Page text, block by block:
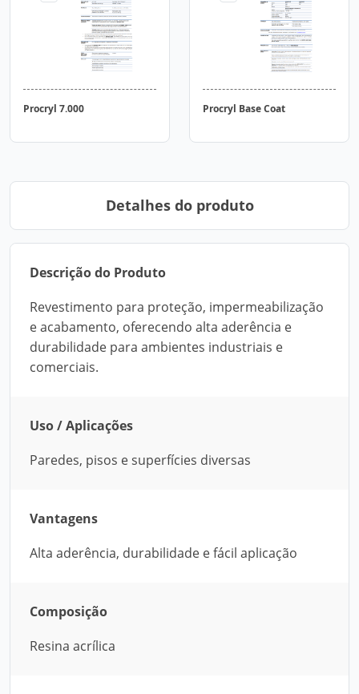
Procryl 7.000 Procryl Base Coat
Detalhes do produto
Descrição do Produto
Revestimento para proteção, impermeabilização
e acabamento, oferecendo alta aderência e
durabilidade para ambientes industriais e
comerciais.
Uso / Aplicações
Paredes, pisos e superfícies diversas
Vantagens
Alta aderência, durabilidade e fácil aplicação
Composição
Resina acrílica